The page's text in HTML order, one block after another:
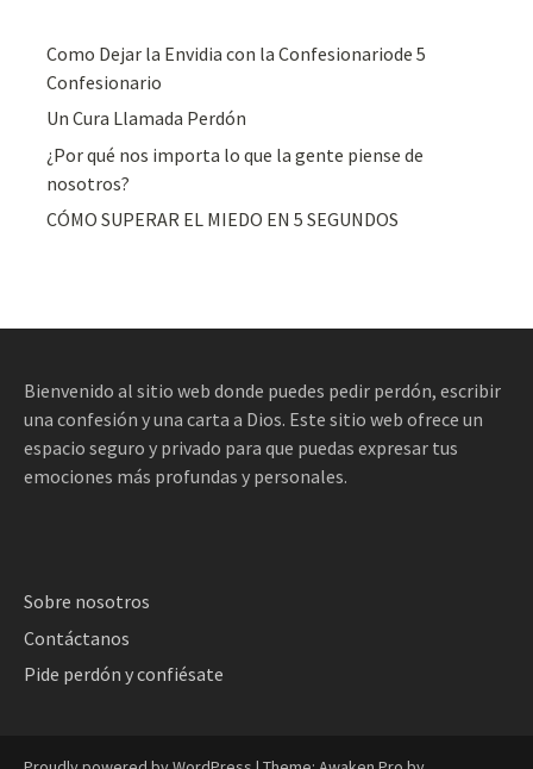
Como Dejar la Envidia con la Confesionariode 5
Confesionario
Un Cura Llamada Perdón
¿Por qué nos importa lo que la gente piense de
nosotros?
CÓMO SUPERAR EL MIEDO EN 5 SEGUNDOS
Bienvenido al sitio web donde puedes pedir perdón, escribir
una confesión y una carta a Dios. Este sitio web ofrece un
espacio seguro y privado para que puedas expresar tus
emociones más profundas y personales.
Sobre nosotros
Contáctanos
Pide perdón y confiésate